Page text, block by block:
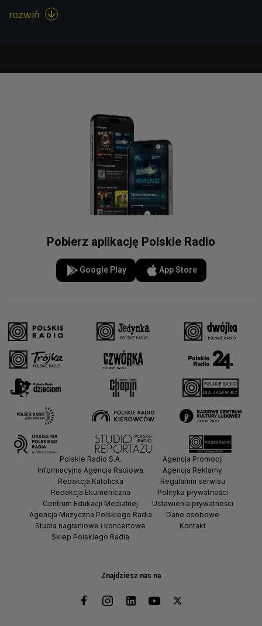
rozwiń 
Pobierz aplikację Polskie Radio
Google Play App Store
Znajdziesz nas na
Polskie Radio S.A.
Informacyjna Agencja Radiowa
Redakcja Katolicka
Redakcja Ekumeniczna
Centrum Edukacji Medialnej
Agencja Muzyczna Polskiego Radia
Studia nagraniowe i koncertowe
Sklep Polskiego Radia
Agencja Promocji
Agencja Reklamy
Regulamin serwisu
Polityka prywatności
Ustawienia prywatności
Dane osobowe
Kontakt